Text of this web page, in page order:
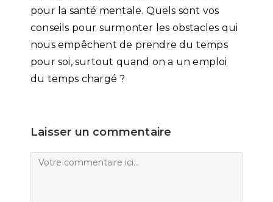
pour la santé mentale. Quels sont vos
conseils pour surmonter les obstacles qui
nous empêchent de prendre du temps
pour soi, surtout quand on a un emploi
du temps chargé ?
Laisser un commentaire
Comment